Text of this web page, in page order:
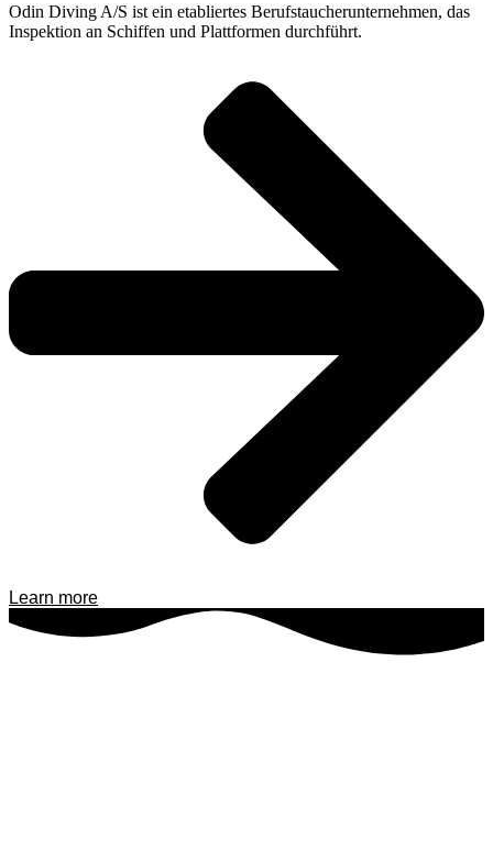
Odin Diving A/S ist ein etabliertes Berufstaucherunternehmen, das
Inspektion an Schiffen und Plattformen durchführt.
Learn more